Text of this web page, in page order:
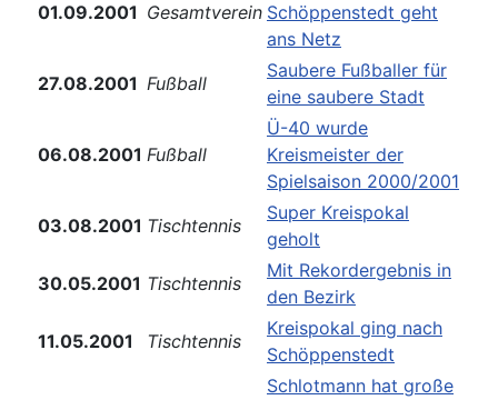
01.09.2001 Gesamtverein Schöppenstedt geht
ans Netz
27.08.2001 Fußball
Saubere Fußballer für
eine saubere Stadt
06.08.2001 Fußball
Ü-40 wurde
Kreismeister der
Spielsaison 2000/2001
03.08.2001 Tischtennis
Super Kreispokal
geholt
30.05.2001 Tischtennis
Mit Rekordergebnis in
den Bezirk
11.05.2001
Tischtennis
Kreispokal ging nach
Schöppenstedt
Schlotmann hat große